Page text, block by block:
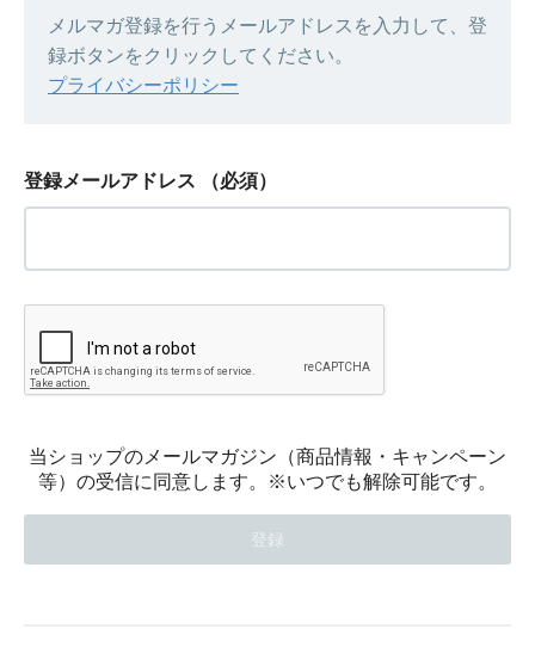
メルマガ登録を行うメールアドレスを入力して、登
録ボタンをクリックしてください。
プライバシーポリシー
登録メールアドレス （必須）
当ショップのメールマガジン（商品情報・キャンペーン
等）の受信に同意します。※いつでも解除可能です。